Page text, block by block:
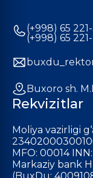
(+998) 65
(+998) 65
Buxoro sh.
Rekvizitlar
Moliya vazirligi
MFO: 00014 INN:
Markaziy bank